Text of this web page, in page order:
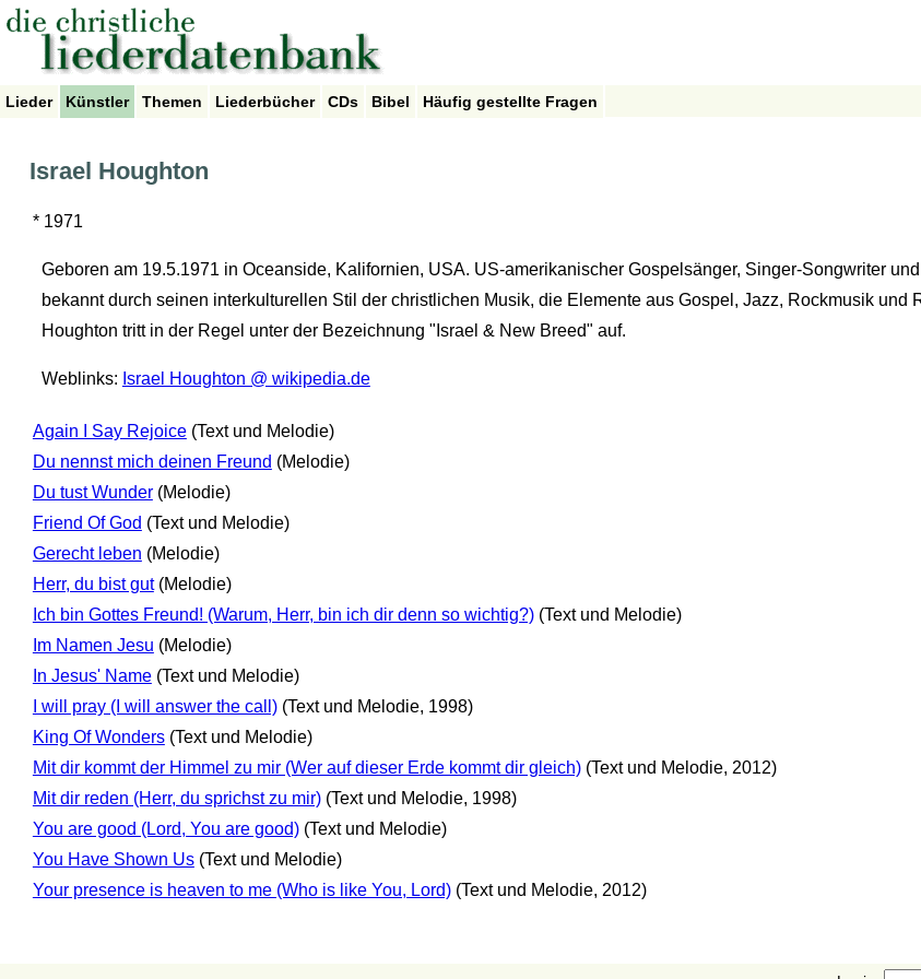
Lieder Künstler Themen Liederbücher CDs Bibel Häufig gestellte Fragen
Israel Houghton
* 1971
Geboren am 19.5.1971 in Oceanside, Kalifornien, USA. US-amerikanischer Gospelsänger, Singer-Songwriter
bekannt durch seinen interkulturellen Stil der christlichen Musik, die Elemente aus Gospel, Jazz, Rockmusik und
Houghton tritt in der Regel unter der Bezeichnung "Israel & New Breed" auf.
Weblinks: Israel Houghton @ wikipedia.de
Again I Say Rejoice (Text und Melodie)
Du nennst mich deinen Freund (Melodie)
Du tust Wunder (Melodie)
Friend Of God (Text und Melodie)
Gerecht leben (Melodie)
Herr, du bist gut (Melodie)
Ich bin Gottes Freund! (Warum, Herr, bin ich dir denn so wichtig?) (Text und Melodie)
Im Namen Jesu (Melodie)
In Jesus' Name (Text und Melodie)
I will pray (I will answer the call) (Text und Melodie, 1998)
King Of Wonders (Text und Melodie)
Mit dir kommt der Himmel zu mir (Wer auf dieser Erde kommt dir gleich) (Text und Melodie, 2012)
Mit dir reden (Herr, du sprichst zu mir) (Text und Melodie, 1998)
You are good (Lord, You are good) (Text und Melodie)
You Have Shown Us (Text und Melodie)
Your presence is heaven to me (Who is like You, Lord) (Text und Melodie, 2012)